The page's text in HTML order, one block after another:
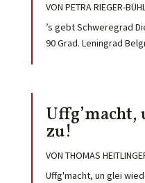
VON PETRA RIEGER-
’s gebt Schweregrad
90 Grad. Leningrad
zu!
VON THOMAS
Uffg'macht, un glei